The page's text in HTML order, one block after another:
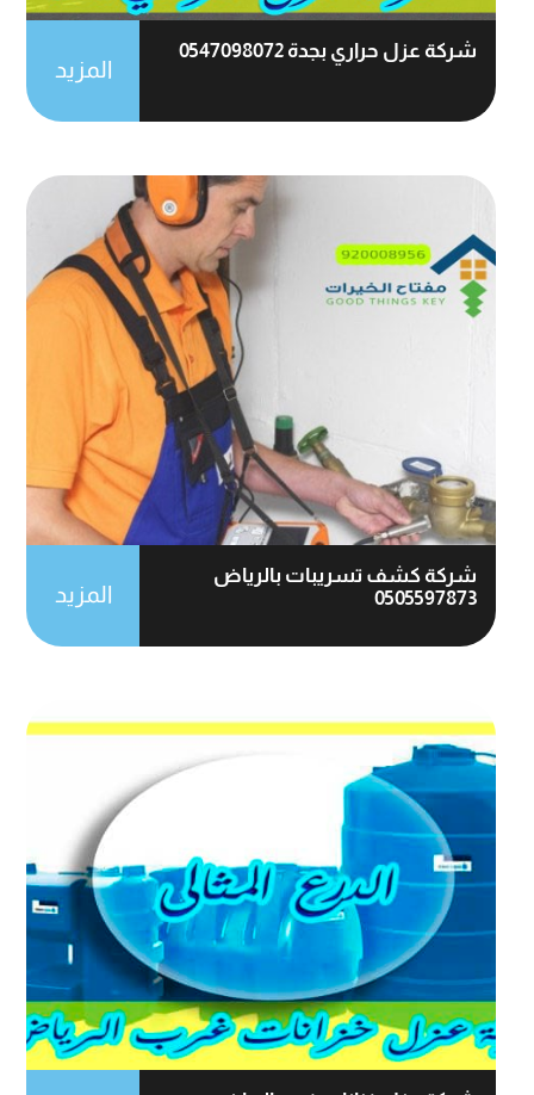
شركة عزل حراري بجدة 0547098072
المزيد
شركة كشف تسريبات بالرياض
0505597873
المزيد